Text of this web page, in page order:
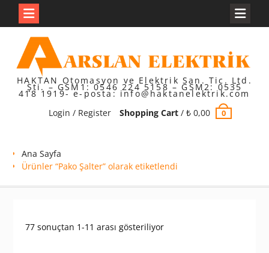
content
HAKTAN Otomasyon ve Elektrik San. Tic. Ltd.
Şti. – GSM1: 0546 224 5158 – GSM2: 0535
418 1919- e-posta: info@haktanelektrik.com
Login / Register
Shopping Cart/ ₺0,00 0
Ana Sayfa
Ürünler “Pako Şalter” olarak etiketlendi
77 sonuçtan 1-11 arası gösteriliyorEn